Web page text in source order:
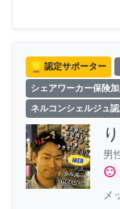
認定サポーター
シェアワーカー保険加
ネルコンシェルジュ
男
sentiment_satisfied
メ